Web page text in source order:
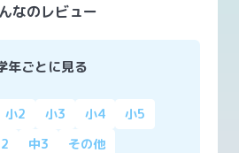
なのレビュー
年ごとに見る
小2 小3 小4
小5
中3 その他